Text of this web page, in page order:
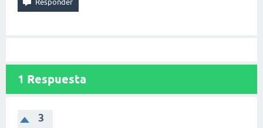
1 Respuesta
3